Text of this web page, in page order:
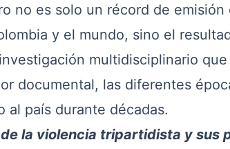
no es solo un récord de emisión
y el mundo, sino el
multidisciplinario
documental, las diferentes
al país durante décadas.
la violencia tripartidista y sus